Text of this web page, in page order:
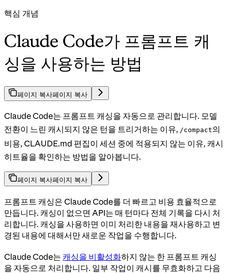
핵심 개념
Claude Code가 프롬프트 캐
싱을 사용하는 방법
페이지 복사페이지 복사
Claude Code는 프롬프트 캐싱을 자동으로 관리합니다. 모델
전환이 느린 캐시되지 않은 턴을 트리거하는 이유, /compact의
비용, CLAUDE.md 편집이 세션 중에 적용되지 않는 이유, 캐시
히트율을 확인하는 방법을 알아봅니다.
페이지 복사페이지 복사
프롬프트 캐싱은 Claude Code를 더 빠르고 비용 효율적으로
만듭니다. 캐싱이 없으면 API는 매 턴마다 전체 기록을 다시 처
리합니다. 캐싱을 사용하면 이미 처리한 내용을 재사용하고 변
경된 내용에 대해서만 새로운 작업을 수행합니다.
Claude Code는 캐싱을 비활성화하지 않는 한 프롬프트 캐싱
을 자동으로 처리합니다. 일부 작업이 캐시를 무효화하고 다음